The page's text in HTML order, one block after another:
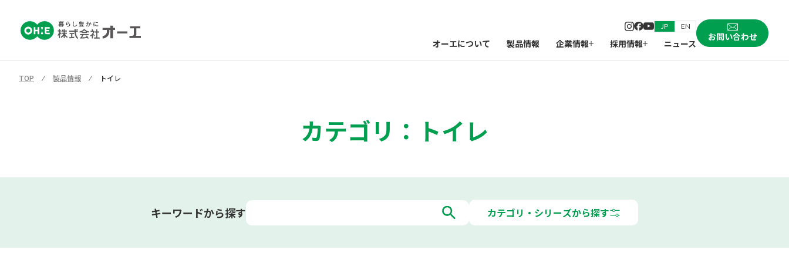
JP EN
オーエについて 製品情報 企業情報 採用情報 ニュース
お問い合わせ
TOP ⁄ 製品情報 ⁄ トイレ
カテゴリ：トイレ
キーワードから探す カテゴリ・シリーズから探す